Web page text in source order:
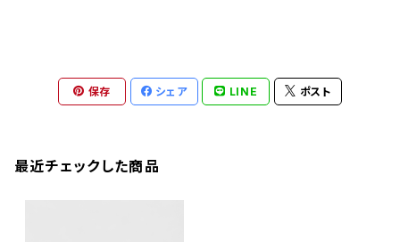
保存 シェア LINE ポスト
最近チェックした商品